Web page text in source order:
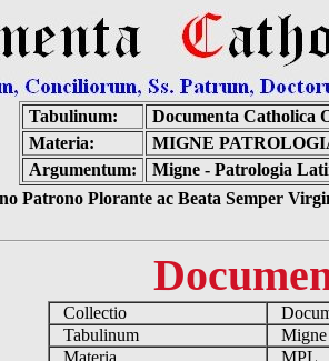
Tabulinum:
Documenta Catholica
Materia:
MIGNE
Argumentum:
Migne - Patrologia
Patrono Plorante ac Beata Semper
Collectio
Tabulinum
Materia
MPL